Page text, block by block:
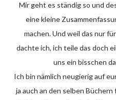
Mir geht es ständig so und deswegen wollte ich mal für mich
eine kleine
machen. Und weil das nur
dachte ich, ich teile das doch
uns ein bisschen
Ich bin nämlich neugierig auf eure Reihen! Vielleicht hängen wir
ja auch an den selben